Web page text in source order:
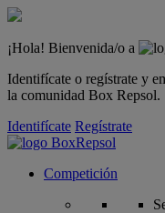
¡Hola! Bienvenida/o a
Identifícate o regístrate y
la comunidad Box Repsol.
Identifícate Regístrate
Competición